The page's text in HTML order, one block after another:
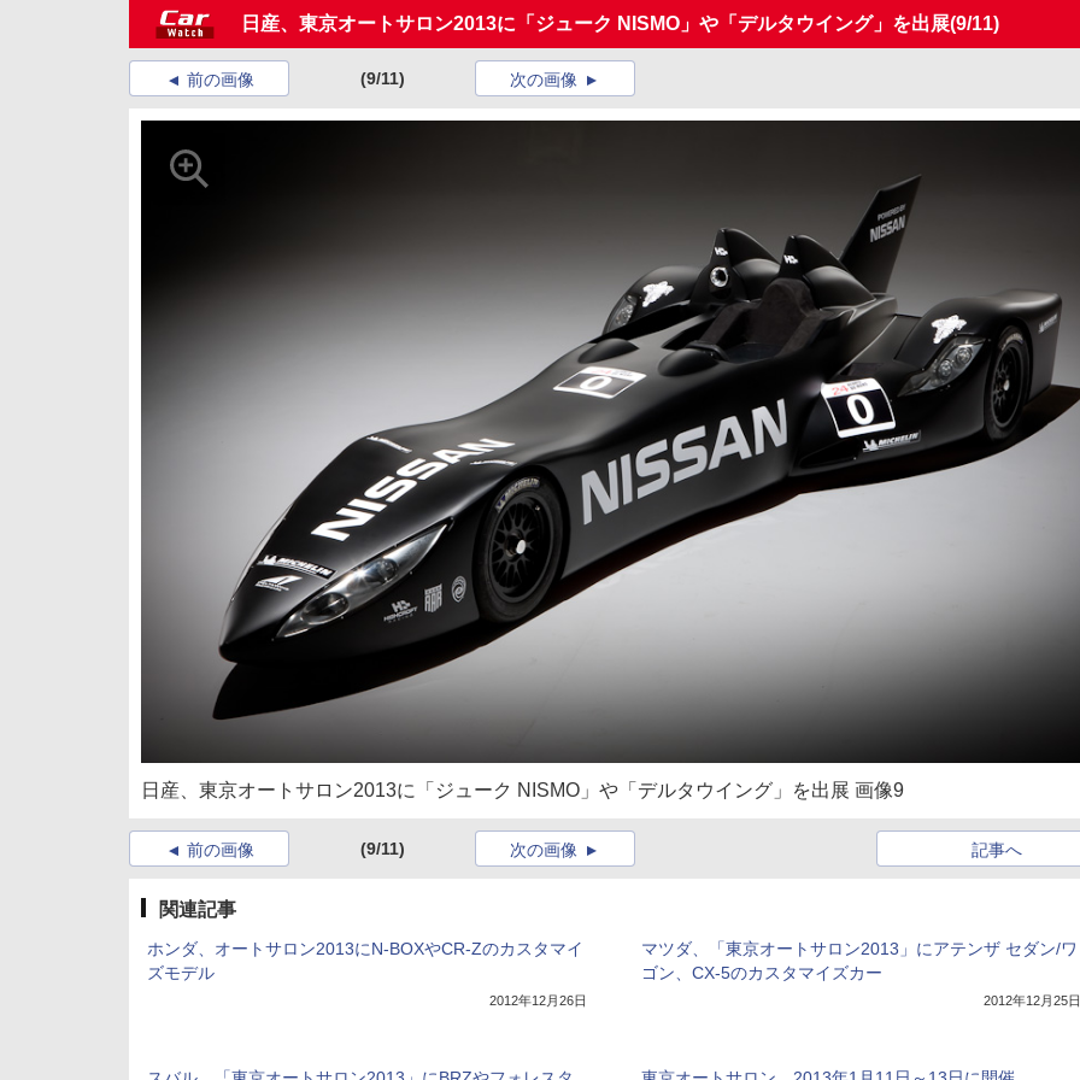
日産、東京オートサロン2013に「ジューク NISMO」や「デルタウイング」を出展(9/11)
前の画像 (9/11) 次の画像
日産、東京オートサロン2013に「ジューク NISMO」や「デルタウイング」を出展 画像9
前の画像 (9/11) 記事へ
次の画像
関連記事
ホンダ、オートサロン2013にN-BOXやCR-Zのカスタマイ
ズモデル
2012年12月26日
マツダ、「東京オートサロン2013」にアテンザ セダン/ワ
ゴン、CX-5のカスタマイズカー
2012年12月25日